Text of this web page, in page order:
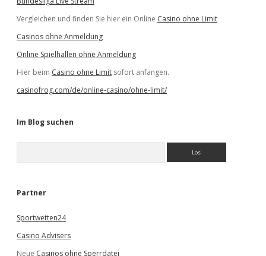
Vergleichen und finden Sie hier ein Online Casino ohne Limit
Casinos ohne Anmeldung
Online Spielhallen ohne Anmeldung
Hier beim Casino ohne Limit sofort anfangen.
casinofrog.com/de/online-casino/ohne-limit/
Im Blog suchen
e
Partner
Sportwetten24
Casino Advisers
Neue Casinos ohne Sperrdatei